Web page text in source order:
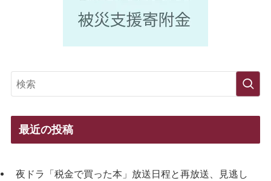
最近の投稿
夜ドラ「税金で買った本」放送日程と再放送、見逃し